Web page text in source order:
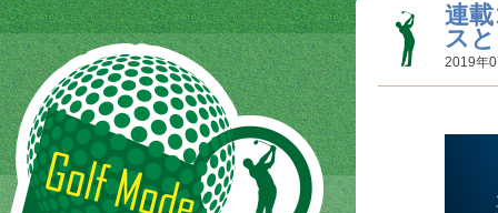
連
ス
2019年